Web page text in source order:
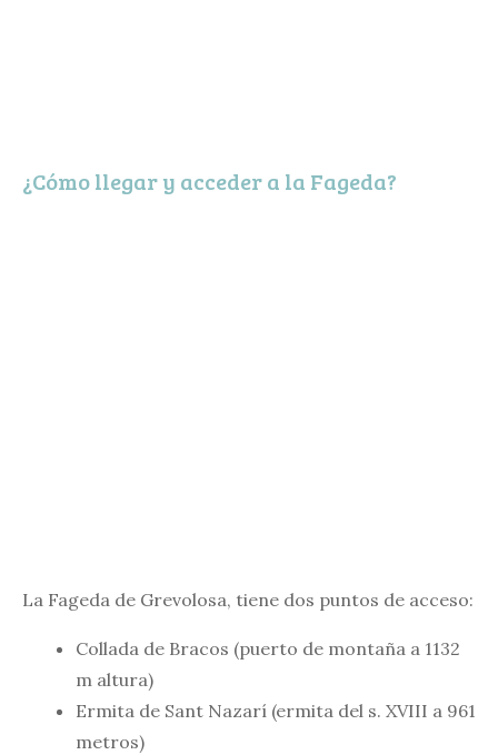
¿Cómo llegar y acceder a la Fageda?
La Fageda de Grevolosa, tiene dos puntos de acceso:
Collada de Bracos (puerto de montaña a 1132
m altura)
Ermita de Sant Nazarí (ermita del s. XVIII a 961
metros)